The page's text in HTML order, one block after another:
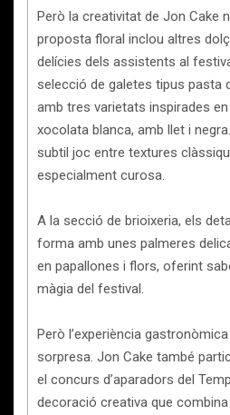
Però la creativitat de Jon Cake
proposta floral inclou altres
delícies dels assistents al
selecció de galetes tipus pasta
amb tres varietats inspirades
xocolata blanca, amb llet i
subtil joc entre textures
especialment curosa.
A la secció de brioixeria, els
forma amb unes palmeres
en papallones i flors, oferint
màgia del festival.
Però l’experiència gastronòmica
sorpresa. Jon Cake també
el concurs d’aparadors del
decoració creativa que